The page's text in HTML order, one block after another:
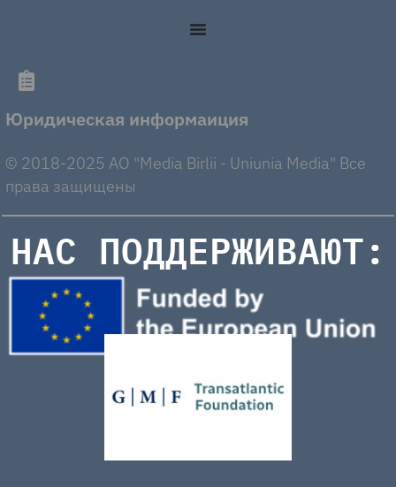
Юридическая информаиция
© 2018-2025 AO "Media Birlii - Uniunia Media" Все
права защищены
НАС ПОДДЕРЖИВАЮТ: